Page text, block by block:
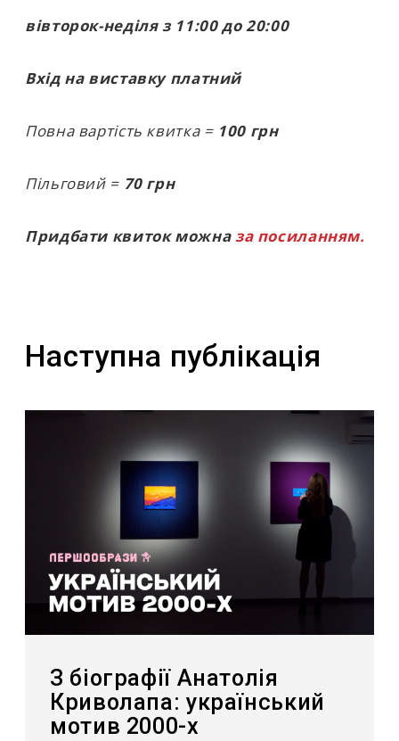
вівторок-неділя з 11:00 до 20:00
Вхід на виставку платний
Повна вартість квитка = 100 грн
Пільговий =70 грн
Придбати квиток можна за посиланням.
Наступна публікація
З біографії Анатолія
Криволапа: український
мотив 2000-х